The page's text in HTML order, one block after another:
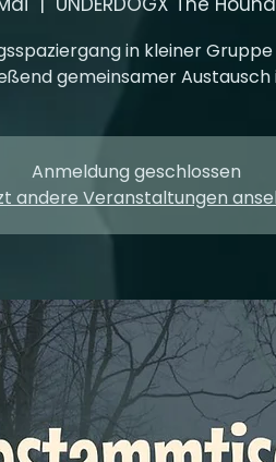
in kleiner
gemeinsamer Austausch
Anmeldung geschlossen
andere Veranstaltungen